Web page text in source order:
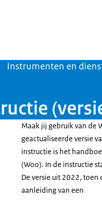
Instrumenten en
Maak jij gebruik van de
geactualiseerde versie
instructie is het
(Woo). In de instructie
De versie uit 2022, toen
aanleiding van een